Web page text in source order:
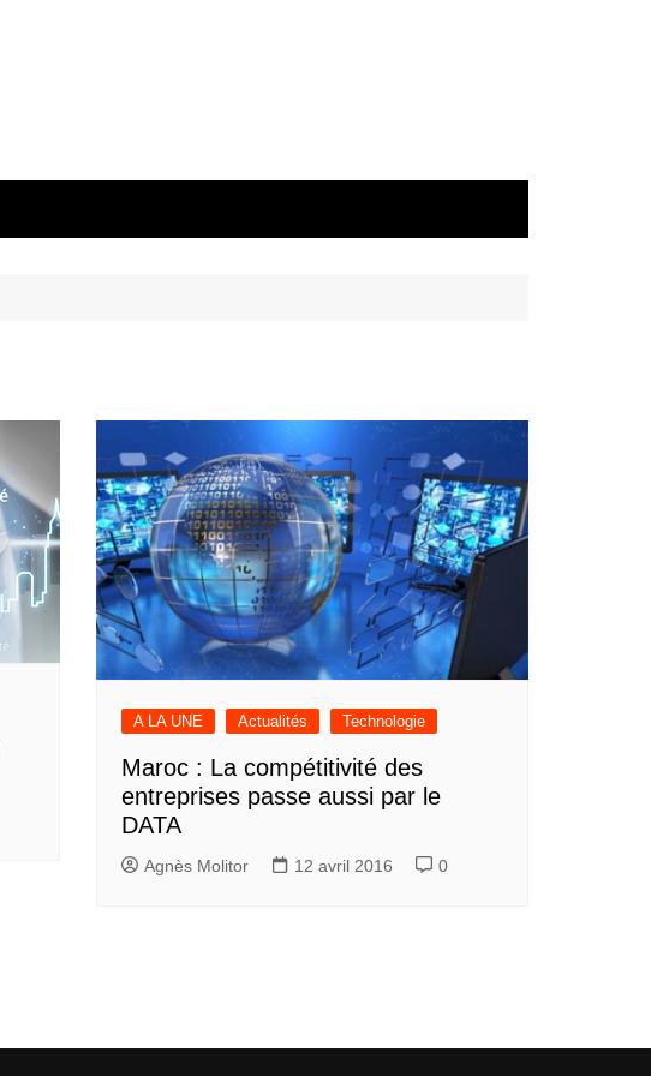
A LA UNE Actualités Technologie
Maroc : La compétitivité des
entreprises passe aussi par le
DATA
Agnès Molitor 12 avril 2016 0